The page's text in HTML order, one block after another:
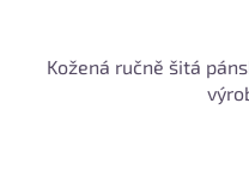
Kožená ručně šitá